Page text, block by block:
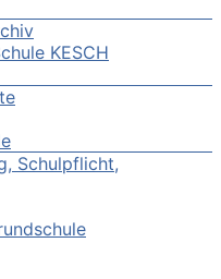
KESCH
Schulpflicht,